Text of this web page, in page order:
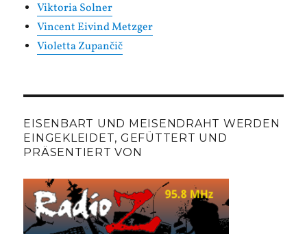
Viktoria Solner
Vincent Eivind Metzger
Violetta Zupančič
EISENBART UND MEISENDRAHT WERDEN
EINGEKLEIDET, GEFÜTTERT UND
PRÄSENTIERT VON